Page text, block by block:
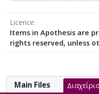
active during the 19th
century. In the last
introduction of the life
process scientists
Licence
Items in Apothesis are
rights reserved, unless
Main Files